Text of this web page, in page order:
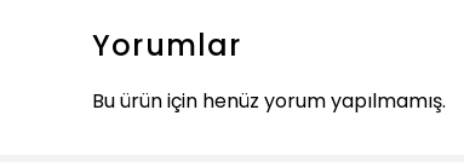
Yorumlar
Bu ürün için henüz yorum yapılmamış.